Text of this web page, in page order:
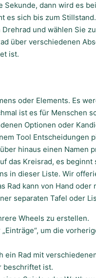
dann wird es
es sich bis zum
und wählen Sie
über verschiedenen
ist.
oder Elements. Es
ist es für Menschen
Optionen oder
Tool Entscheidungen
hinaus einen Namen
das Kreisrad, es beginnt
in dieser Liste. Wir
Rad kann von Hand oder
separaten Tafel oder
Wheels zu erstellen.
um die
ein Rad mit
beschriftet ist.